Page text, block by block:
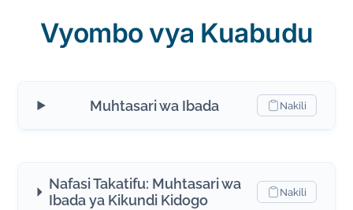
Vyombo vya Kuabudu
Muhtasari wa Ibada Nakili
Nafasi Takatifu: Muhtasari wa
Ibada ya Kikundi Kidogo
Nakili